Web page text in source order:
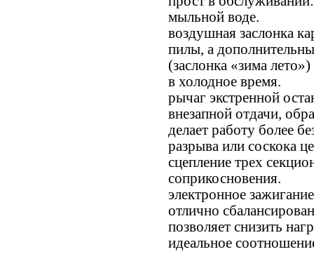
мыльной воде.
воздушная заслонка
пилы, а
(заслонка «зима
в холодное время.
рычаг экстренной
внезапной отдачи,
делает работу более
разрыва или соскока
сцепление трех
соприкосновения.
электронное
отлично
позволяет снизить
идеальное